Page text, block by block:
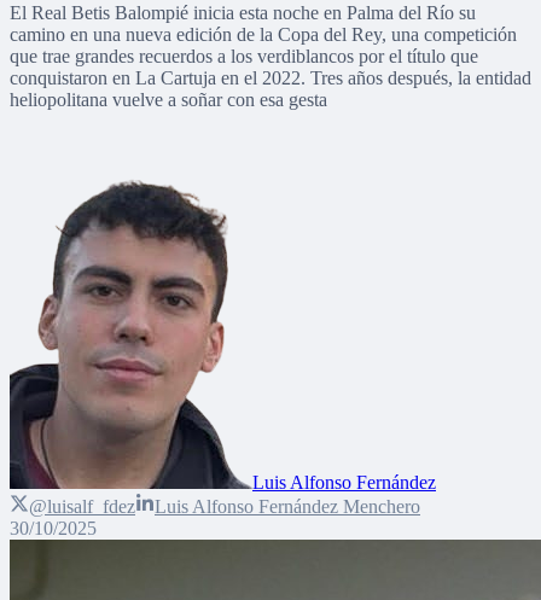
El Real Betis Balompié inicia esta noche en Palma del Río su
camino en una nueva edición de la Copa del Rey, una competición
que trae grandes recuerdos a los verdiblancos por el título que
conquistaron en La Cartuja en el 2022. Tres años después, la entidad
heliopolitana vuelve a soñar con esa gesta
Luis Alfonso Fernández
@luisalf_fdez
Luis Alfonso Fernández Menchero
30/10/2025